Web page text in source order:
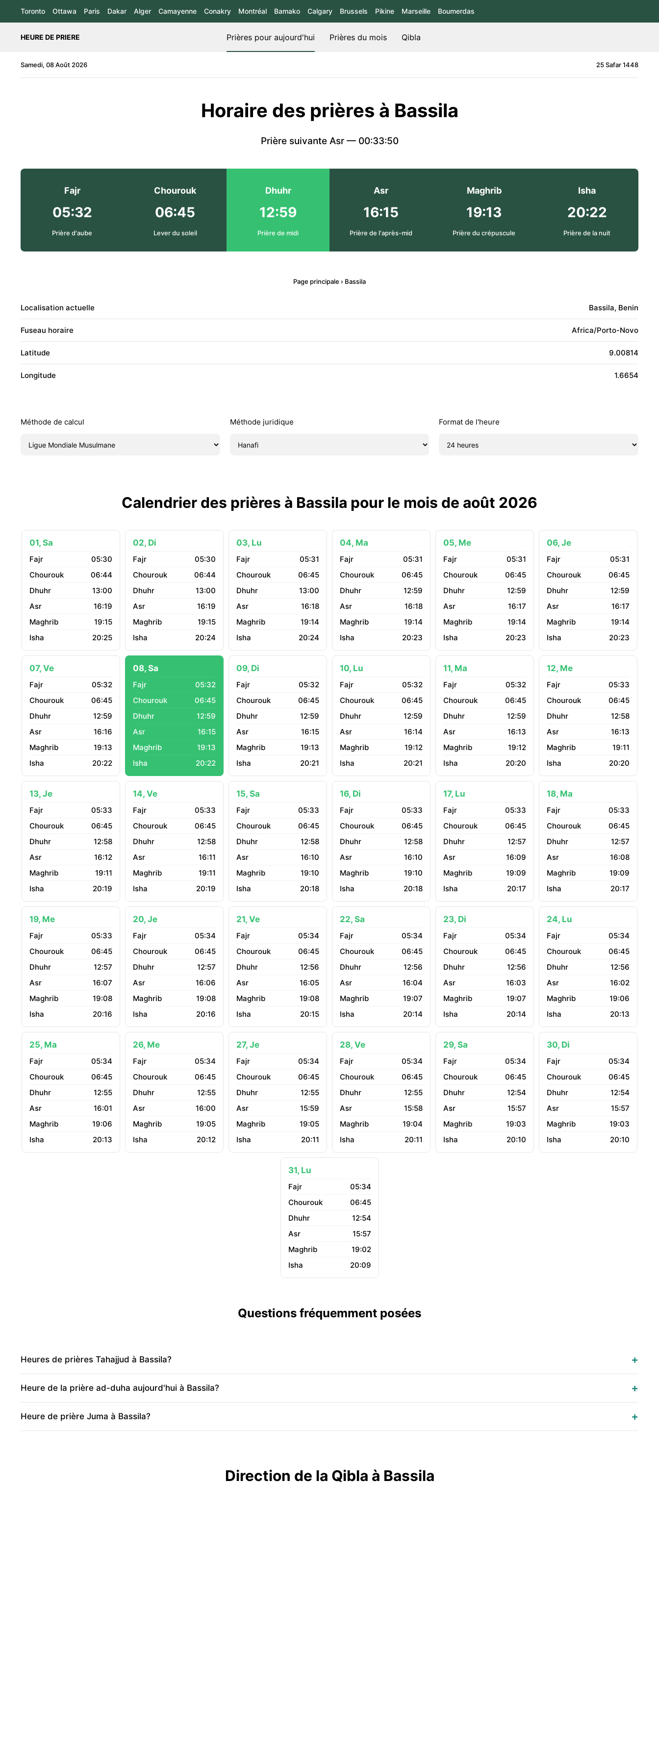
Toronto Ottawa Paris Dakar Alger Camayenne Conakry Montréal Bamako Calgary Brussels Pikine Marseille Boumerdas
HEURE DE PRIERE Prières pour aujourd'hui Prières du mois Qibla
Samedi, 08 Août 2026 25 Safar 1448
Horaire des prières à Bassila
Prière suivante Asr — 00:33:49
Fajr
05:32
Prière d'aube
Chourouk
06:45
Lever du soleil
Dhuhr
12:59
Prière de midi
Asr
16:15
Prière de l'après-mid
Maghrib
19:13
Prière du crépuscule
Isha
20:22
Prière de la nuit
Page principale › Bassila
Localisation actuelle Bassila, Benin
Fuseau horaire Africa/Porto-Novo
Latitude 9.00814
Longitude 1.6654
Méthode de calcul Méthode juridique Format de l'heure
Calendrier des prières à Bassila pour le mois de août 2026
01, Sa
05:30
06:44
13:00
16:19
19:15
20:25
02, Di
05:30
06:44
13:00
16:19
19:15
20:24
03, Lu
05:31
06:45
13:00
16:18
19:14
20:24
04, Ma
05:31
06:45
12:59
16:18
19:14
20:23
05, Me
05:31
06:45
12:59
16:17
19:14
20:23
06, Je
05:31
06:45
12:59
16:17
19:14
20:23
07, Ve
05:32
06:45
12:59
16:16
19:13
20:22
08, Sa
05:32
06:45
12:59
16:15
19:13
20:22
09, Di
05:32
06:45
12:59
16:15
19:13
20:21
10, Lu
05:32
06:45
12:59
16:14
19:12
20:21
11, Ma
05:32
06:45
12:59
16:13
19:12
20:20
12, Me
05:33
06:45
12:58
16:13
19:11
20:20
13, Je
05:33
06:45
12:58
16:12
19:11
20:19
14, Ve
05:33
06:45
12:58
16:11
19:11
20:19
15, Sa
05:33
06:45
12:58
16:10
19:10
20:18
16, Di
05:33
06:45
12:58
16:10
19:10
20:18
17, Lu
05:33
06:45
12:57
16:09
19:09
20:17
18, Ma
05:33
06:45
12:57
16:08
19:09
20:17
19, Me
05:33
06:45
12:57
16:07
19:08
20:16
20, Je
05:34
06:45
12:57
16:06
19:08
20:16
21, Ve
05:34
06:45
12:56
16:05
19:08
20:15
22, Sa
05:34
06:45
12:56
16:04
19:07
20:14
23, Di
05:34
06:45
12:56
16:03
19:07
20:14
24, Lu
05:34
06:45
12:56
16:02
19:06
20:13
25, Ma
05:34
06:45
12:55
16:01
19:06
20:13
26, Me
05:34
06:45
12:55
16:00
19:05
20:12
27, Je
05:34
06:45
12:55
15:59
19:05
20:11
28, Ve
05:34
06:45
12:55
15:58
19:04
20:11
29, Sa
05:34
06:45
12:54
15:57
19:03
20:10
30, Di
05:34
06:45
12:54
15:57
19:03
20:10
31, Lu
05:34
06:45
12:54
15:57
19:02
20:09
Questions fréquemment posées
Heures de prières Tahajjud à Bassila?
Heure de la prière ad-duha aujourd'hui à Bassila?
Heure de prière Juma à Bassila?
Direction de la Qibla à Bassila